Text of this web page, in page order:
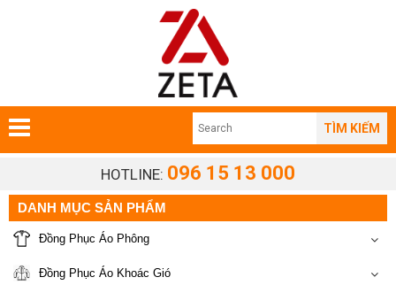
TÌM KIẾM
HOTLINE: 096 15 13 000
DANH MỤC SẢN PHẨM
Đồng Phục Áo Phông
Đồng Phục Áo Khoác Gió